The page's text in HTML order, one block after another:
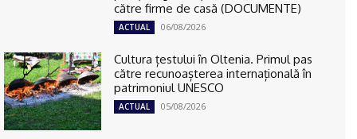
către firme de casă (DOCUMENTE)
ACTUAL 06/08/2026
Cultura țestului în Oltenia. Primul pas
către recunoașterea internațională în
patrimoniul UNESCO
ACTUAL 05/08/2026